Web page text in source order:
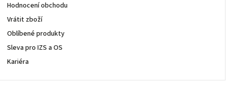
Hodnocení obchodu
Vrátit zboží
Oblíbené produkty
Sleva pro IZS a OS
Kariéra